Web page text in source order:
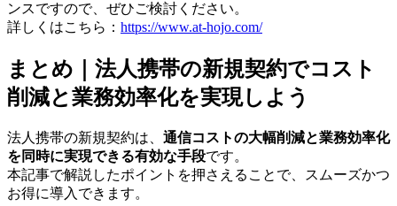
ンスですので、ぜひご検討ください。
詳しくはこちら： https://www.at-hojo.com/
まとめ｜法人携帯の新規契約でコスト
削減と業務効率化を実現しよう
法人携帯の新規契約は、 通信コストの大幅削減と業務効率化
を同時に実現できる有効な手段です。
本記事で解説したポイントを押さえることで、スムーズかつ
お得に導入できます。